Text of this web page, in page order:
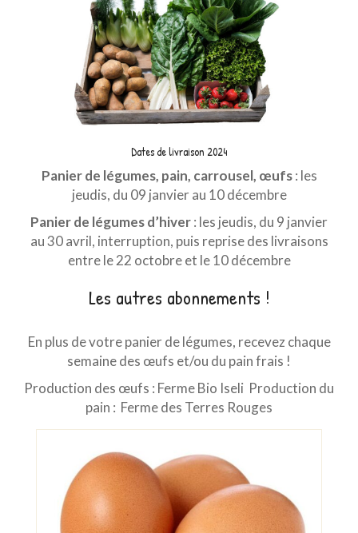
Dates de livraison 2024
Panier de légumes, pain, carrousel, œufs: les
jeudis, du 09 janvier au 10 décembre
Panier de légumes d’hiver: les jeudis, du 9 janvier
au 30 avril, interruption, puis reprise des livraisons
entre le 22 octobre et le 10 décembre
Les autres abonnements !
En plus de votre panier de légumes, recevez chaque
semaine des œufs et/ou du pain frais !
Production des œufs : Ferme Bio Iseli Production du
pain : Ferme des Terres Rouges